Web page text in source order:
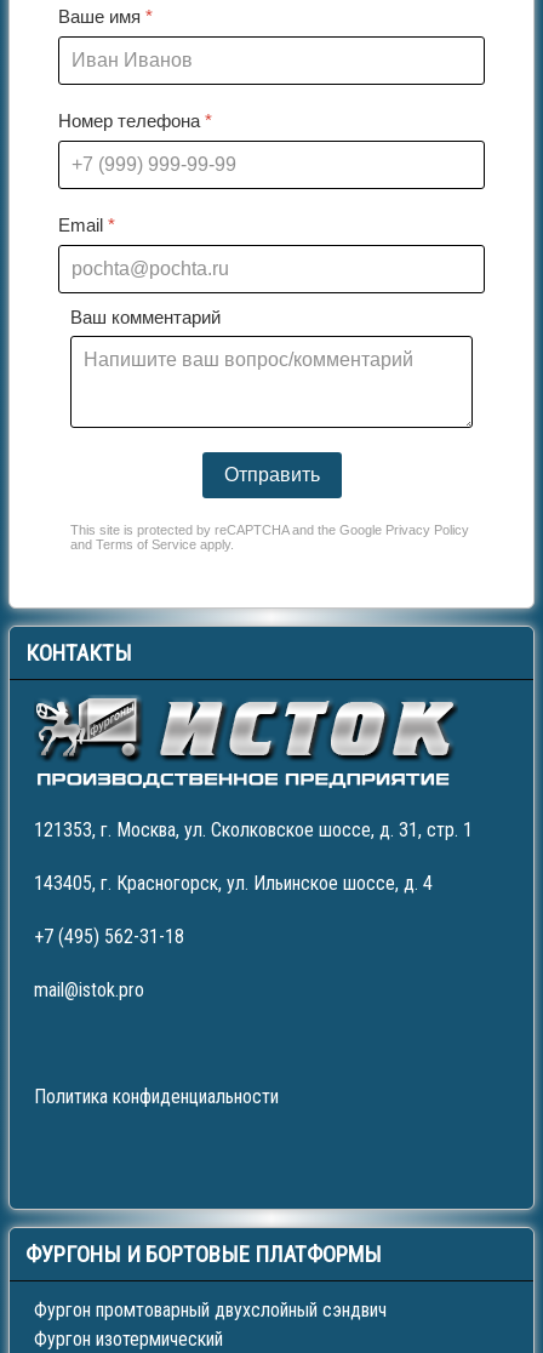
Ваше имя *
Номер телефона *
Email *
Ваш комментарий
Отправить
This site is protected by reCAPTCHA and the Google Privacy Policy
and Terms of Service apply.
КОНТАКТЫ
121353, г. Москва, ул. Сколковское шоссе, д. 31, стр. 1
143405, г. Красногорск, ул. Ильинское шоссе, д. 4
+7 (495) 562-31-18
mail@istok.pro
Политика конфиденциальности
ФУРГОНЫ И БОРТОВЫЕ ПЛАТФОРМЫ
Фургон промтоварный двухслойный сэндвич
Фургон изотермический